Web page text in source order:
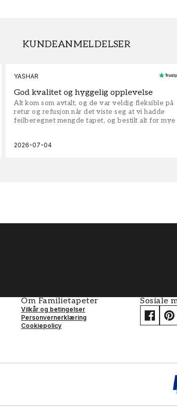
KUNDEANMELDELSER
YASHAR
God kvalitet og hyggelig opplevelse
Alt kom som avtalt, og de var veldig fleksible på
retur og refusjon når det viste seg at vi hadde
feilberegnet mengde tapet, og bestilt alt for mye
2026-07-04
Om Familietapeter
Vilkår og betingelser
Personvernerklæring
Cookiepolicy
Sosiale